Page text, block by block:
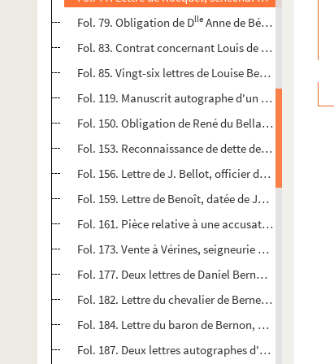
Fol. 79. Obligation de Dlle Anne de Béchillon à M
Fol. 83. Contrat concernant Louis de Belcier,
Fol. 85. Vingt-six lettres de Louise Belloc, à divers
Fol. 119. Manuscrit autographe d'un feuilleton de
Fol. 150. Obligation de René du Bellay, marquis
Fol. 153. Reconnaissance de dette de Bernon de
Fol. 156. Lettre de J. Bellot, officier de marine
Fol. 159. Lettre de Benoît, datée de Jonzac, 15
Fol. 161. Pièce relative à une accusation
Fol. 173. Vente à Vérines, seigneurie d'Anais
Fol. 177. Deux lettres de Daniel Bernard, archiviste
Fol. 182. Lettre du chevalier de Bernessart à M.
Fol. 184. Lettre du baron de Bernon, officier
Fol. 187. Deux lettres autographes d'Ernest Bersot